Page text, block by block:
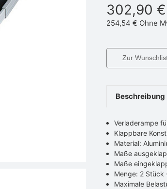
302,90 €
254,54 € Ohne
Zur
Beschreibung
Verladerampe
Klappbare
Material:
Maße
Maße
Menge: 2 Stück
Maximale